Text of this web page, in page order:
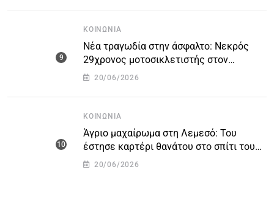
ΚΟΙΝΩΝΊΑ
Νέα τραγωδία στην άσφαλτο: Νεκρός
29χρονος μοτοσικλετιστής στον
αυτοκινητόδρομο Πάφου – Λεμεσού
20/06/2026
ΚΟΙΝΩΝΊΑ
Άγριο μαχαίρωμα στη Λεμεσό: Του
έστησε καρτέρι θανάτου στο σπίτι του
για προσωπικές διαφορές – Στο
20/06/2026